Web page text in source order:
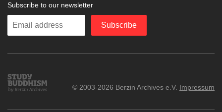
Subscribe to our newsletter
Enter
Subscribe
Study
Buddhism
© 2003-2026 Berzin Archives e.V. Impressum